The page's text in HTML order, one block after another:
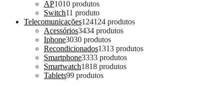
AP1010 produtos
Switch11 produto
Telecomunicações124124 produtos
Acessórios3434 produtos
Iphone3030 produtos
Recondicionados1313 produtos
Smartphone3333 produtos
Smartwatch1818 produtos
Tablets99 produtos